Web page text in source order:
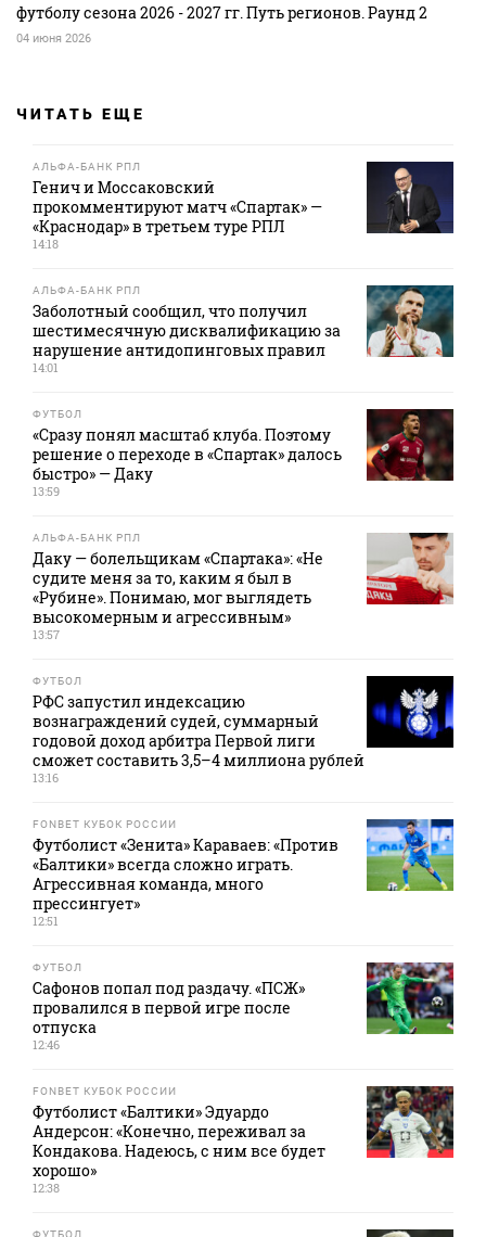
футболу сезона 2026 - 2027 гг. Путь регионов. Раунд 2
04 июня 2026
ЧИТАТЬ ЕЩЕ
АЛЬФА-БАНК РПЛ
Генич и Моссаковский
прокомментируют матч «Спартак» —
«Краснодар» в третьем туре РПЛ
14:18
АЛЬФА-БАНК РПЛ
Заболотный сообщил, что получил
шестимесячную дисквалификацию за
нарушение антидопинговых правил
14:01
ФУТБОЛ
«Сразу понял масштаб клуба. Поэтому
решение о переходе в «Спартак» далось
быстро» — Даку
13:59
АЛЬФА-БАНК РПЛ
Даку — болельщикам «Спартака»: «Не
судите меня за то, каким я был в
«Рубине». Понимаю, мог выглядеть
высокомерным и агрессивным»
13:57
ФУТБОЛ
РФС запустил индексацию
вознаграждений судей, суммарный
годовой доход арбитра Первой лиги
сможет составить 3,5–4 миллиона рублей
13:16
FONBET КУБОК РОССИИ
Футболист «Зенита» Караваев: «Против
«Балтики» всегда сложно играть.
Агрессивная команда, много
прессингует»
12:51
ФУТБОЛ
Сафонов попал под раздачу. «ПСЖ»
провалился в первой игре после
отпуска
12:46
FONBET КУБОК РОССИИ
Футболист «Балтики» Эдуардо
Андерсон: «Конечно, переживал за
Кондакова. Надеюсь, с ним все будет
хорошо»
12:38
ФУТБОЛ